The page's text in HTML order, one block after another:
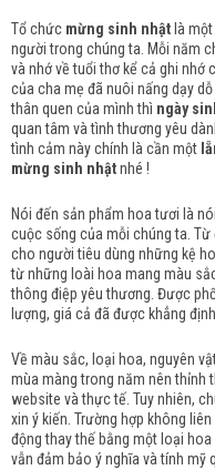
Tổ chức mừng sinh nhật là
người trong chúng ta. Mỗi năm
và nhớ về tuổi thơ kể cả ghi nhớ
của cha mẹ đã nuôi nấng dạy
thân quen của mình thì ngày
quan tâm và tình thương yêu
tình cảm này chính là cần một
mừng sinh nhậtnhé !
Nói đến sản phẩm hoa tươi là
cuộc sống của mỗi chúng ta. Từ
cho người tiêu dùng những kệ
từ những loài hoa mang màu
thông điệp yêu thương. Được
lượng, giá cả đã được khẳng
Về màu sắc, loại hoa, nguyên
mùa màng trong năm nên thỉnh
website và thực tế. Tuy nhiên,
xin ý kiến. Trường hợp không
động thay thế bằng một loại
vẫn đảm bảo ý nghĩa và tính mỹ